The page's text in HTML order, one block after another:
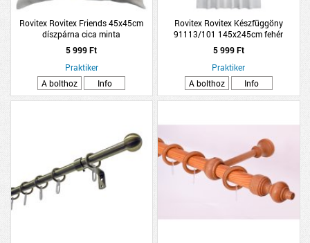
Rovitex Rovitex Friends 45x45cm
díszpárna cica minta
5 999 Ft
Praktiker
A bolthoz
Info
Rovitex Rovitex Készfüggöny
91113/101 145x245cm fehér
5 999 Ft
Praktiker
A bolthoz
Info